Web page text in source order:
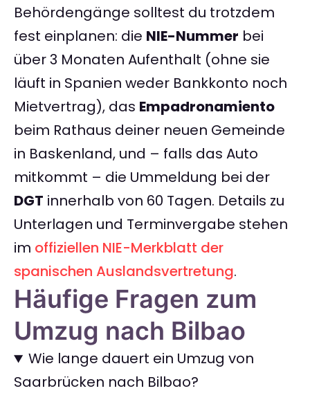
Behördengänge solltest du trotzdem
fest einplanen: die NIE-Nummer bei
über 3 Monaten Aufenthalt (ohne sie
läuft in Spanien weder Bankkonto noch
Mietvertrag), das Empadronamiento
beim Rathaus deiner neuen Gemeinde
in Baskenland, und – falls das Auto
mitkommt – die Ummeldung bei der
DGT innerhalb von 60 Tagen. Details zu
Unterlagen und Terminvergabe stehen
im offiziellen NIE-Merkblatt der
spanischen Auslandsvertretung.
Häufige Fragen zum
Umzug nach Bilbao
Wie lange dauert ein Umzug von
Saarbrücken nach Bilbao?